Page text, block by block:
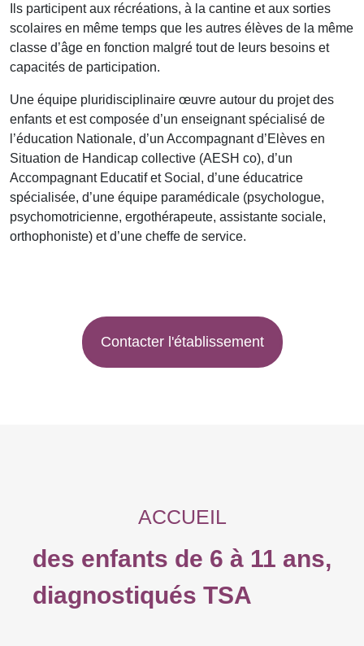
Ils participent aux récréations, à la cantine et aux sorties
scolaires en même temps que les autres élèves de la même
classe d’âge en fonction malgré tout de leurs besoins et
capacités de participation.
Une équipe pluridisciplinaire œuvre autour du projet des
enfants et est composée d’un enseignant spécialisé de
l’éducation Nationale, d’un Accompagnant d’Elèves en
Situation de Handicap collective (AESH co), d’un
Accompagnant Educatif et Social, d’une éducatrice
spécialisée, d’une équipe paramédicale (psychologue,
psychomotricienne, ergothérapeute, assistante sociale,
orthophoniste) et d’une cheffe de service.
Contacter l'établissement
ACCUEIL
des enfants de 6 à 11 ans,
diagnostiqués TSA